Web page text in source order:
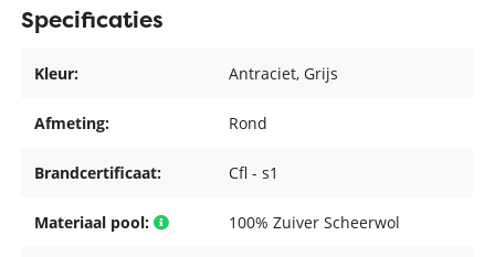
Specificaties
Kleur: Antraciet, Grijs
Afmeting: Rond
Brandcertificaat: Cfl - s1
Materiaal pool: 100% Zuiver Scheerwol